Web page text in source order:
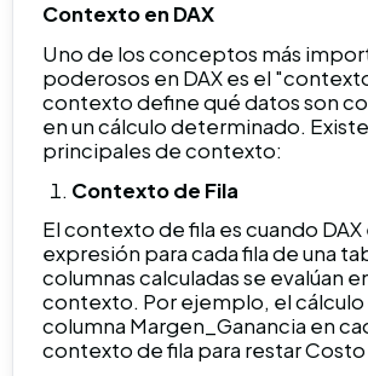
Contexto en DAX
Uno de los conceptos más
poderosos en DAX es el
contexto define qué datos son
en un cálculo determinado.
principales de contexto:
Contexto de Fila
El contexto de fila es cuando DAX
expresión para cada fila de una
columnas calculadas se evalúan
contexto. Por ejemplo, el cálculo
columna Margen_Ganancia en
contexto de fila para restar